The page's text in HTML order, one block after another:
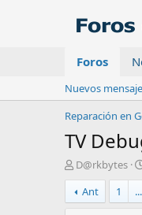
Foros
Nuevos
Reparación en
TV
A
u
t
o
D@rkbytes
Ant
1 ...